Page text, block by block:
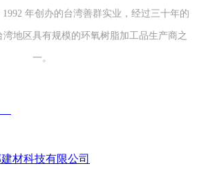
年创办的台湾善群实业，经过三十年的
地区具有规模的环氧树脂加工品生产商之
一。
材科技有限公司